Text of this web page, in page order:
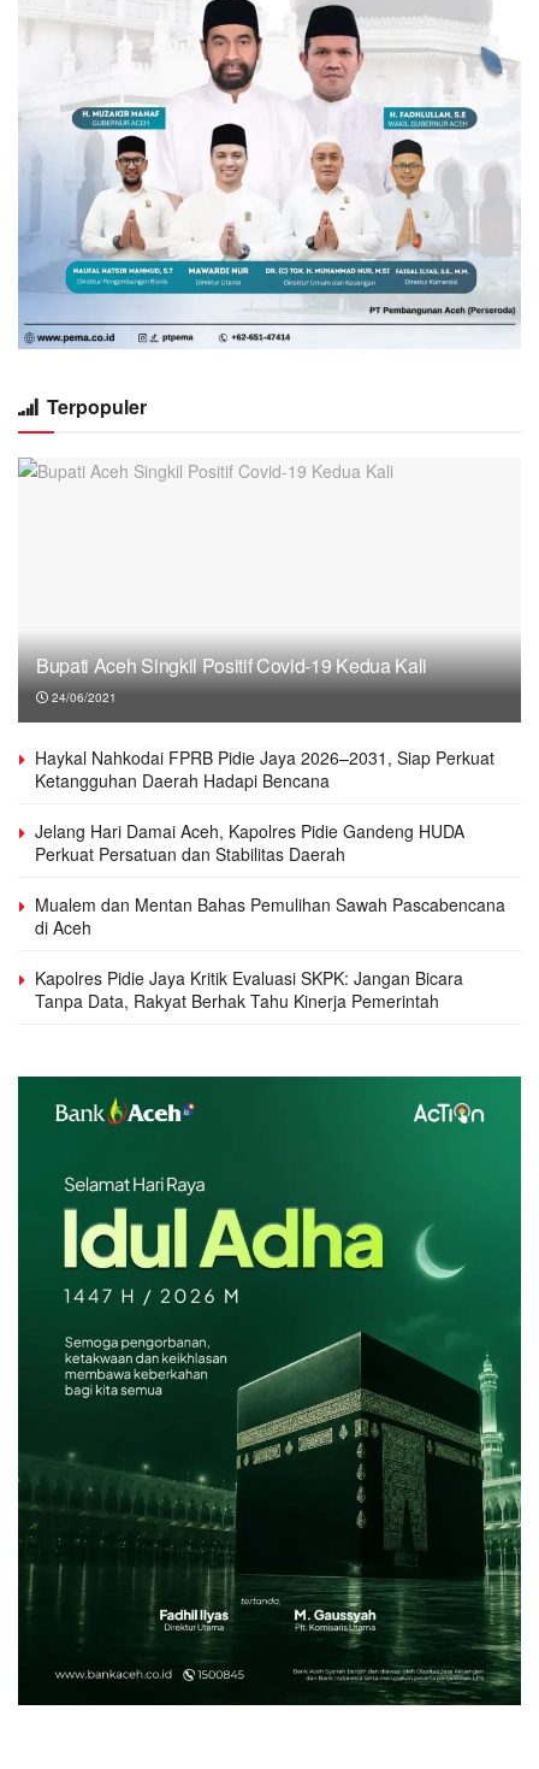
Terpopuler
Bupati Aceh Singkil Positif Covid-19 Kedua Kali
24/06/2021
Haykal Nahkodai FPRB Pidie Jaya 2026–2031, Siap Perkuat
Ketangguhan Daerah Hadapi Bencana
Jelang Hari Damai Aceh, Kapolres Pidie Gandeng HUDA
Perkuat Persatuan dan Stabilitas Daerah
Mualem dan Mentan Bahas Pemulihan Sawah Pascabencana
di Aceh
Kapolres Pidie Jaya Kritik Evaluasi SKPK: Jangan Bicara
Tanpa Data, Rakyat Berhak Tahu Kinerja Pemerintah